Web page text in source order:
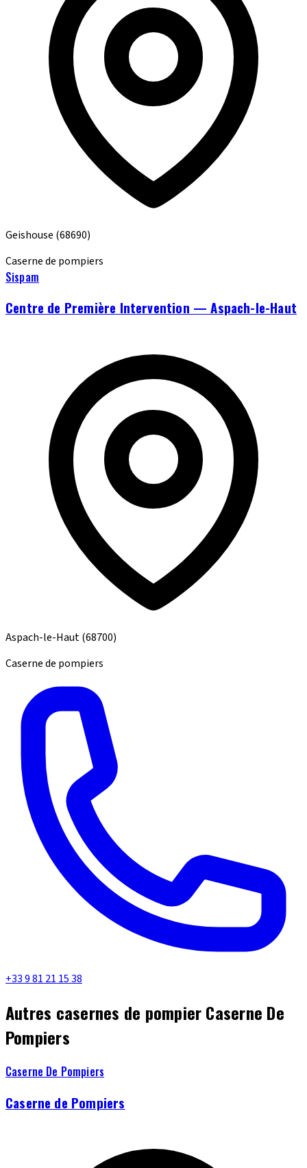
Geishouse (68690)
Caserne de pompiers
Sispam
Centre de Première Intervention — Aspach-le-Haut
Aspach-le-Haut(68700)
Caserne de pompiers
+33 9 81 21 15 38
Autres casernes de pompier Caserne De
Pompiers
Caserne De Pompiers
Caserne de Pompiers